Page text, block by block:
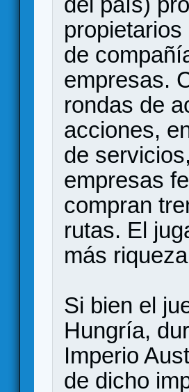
de
empresas.
rondas de
acciones,
de
empresas
compran
rutas. El
más
Si bien el
Hungría,
Imperio
de dicho